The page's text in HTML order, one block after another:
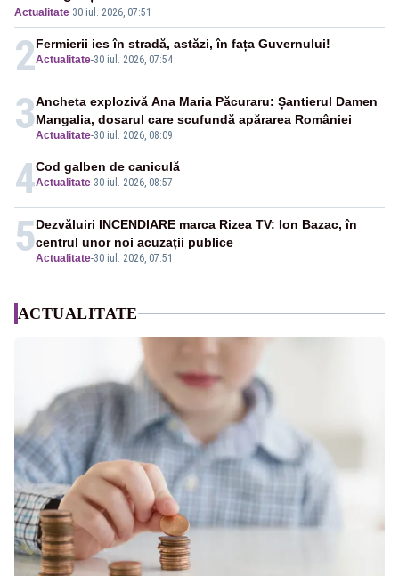
Actualitate·30 iul. 2026, 07:51
2Actualitate-30 iul. 2026, 07:54
Fermierii ies în stradă, astăzi, în fața Guvernului!
3Actualitate-30 iul. 2026, 08:09
Ancheta explozivă Ana Maria Păcuraru: Șantierul Damen
Mangalia, dosarul care scufundă apărarea României
4Actualitate-30 iul. 2026, 08:57
Cod galben de caniculă
5Actualitate-30 iul. 2026, 07:51
Dezvăluiri INCENDIARE marca Rizea TV: Ion Bazac, în
centrul unor noi acuzații publice
ACTUALITATE